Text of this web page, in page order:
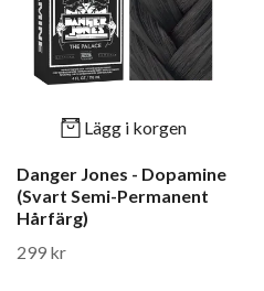
Lägg i korgen
Danger Jones - Dopamine
(Svart Semi-Permanent
Hårfärg)
299 kr